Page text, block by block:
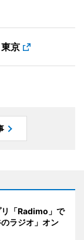
京
「Radimo」で
ラジオ」オン